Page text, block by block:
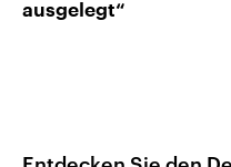
ausgelegt“